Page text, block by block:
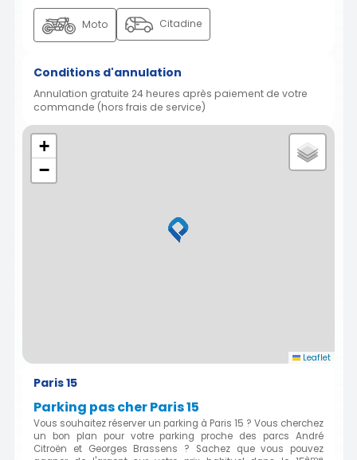
Moto Citadine
Conditions d'annulation
Annulation gratuite 24 heures après paiement de votre
commande (hors frais de service)
+
−
Leaflet
Paris 15
Parking pas cher Paris 15
Vous souhaitez réserver un parking à Paris 15 ? Vous cherchez
un bon plan pour votre parking proche des parcs André
Citroën et Georges Brassens ? Sachez que vous pouvez